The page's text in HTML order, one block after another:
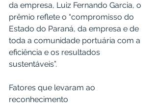
da empresa, Luiz Fernando Garcia, o
prêmio reflete o “compromisso do
Estado do Paraná, da empresa e de
toda a comunidade portuária com a
eficiência e os resultados
sustentáveis”.
Fatores que levaram ao
reconhecimento